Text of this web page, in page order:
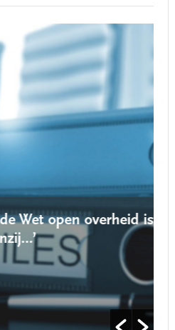
open overheid is